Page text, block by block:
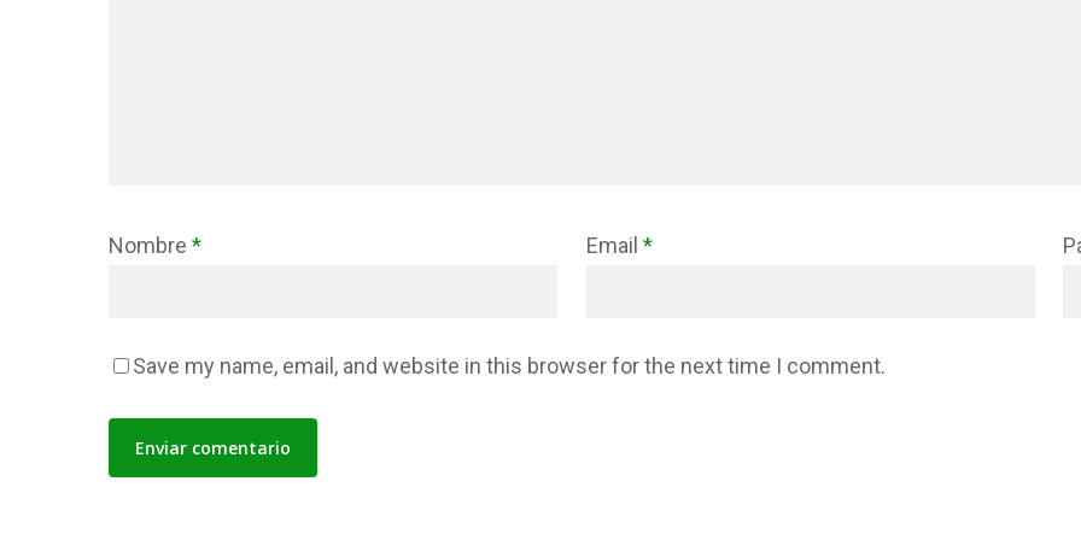
Nombre * Email *
Save my name, email, and website in this browser for the next time I comment.